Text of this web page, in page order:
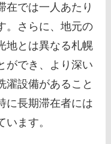
在では一人あたり
。さらに、地元の
地とは異なる札幌
ができ、より深い
濯設備があること
に長期滞在者には
ます。